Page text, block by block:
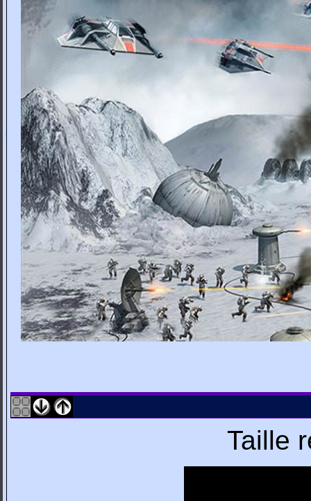
Taille